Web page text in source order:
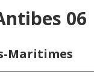
06
Maritimes